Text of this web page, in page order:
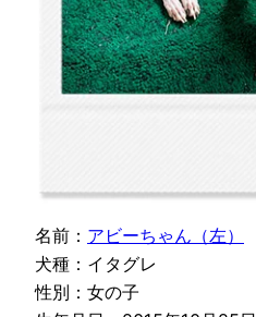
名前： アビーちゃん（左）
犬種：イタグレ
性別：女の子